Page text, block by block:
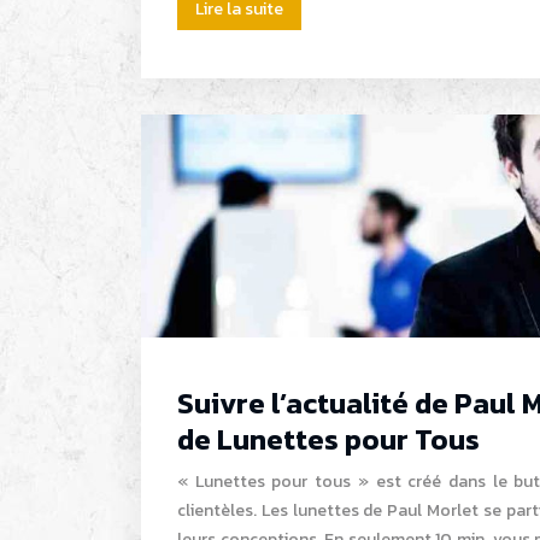
Lire la suite
Suivre l’actualité de Paul
de Lunettes pour Tous
« Lunettes pour tous » est créé dans le
clientèles. Les lunettes de Paul Morlet se